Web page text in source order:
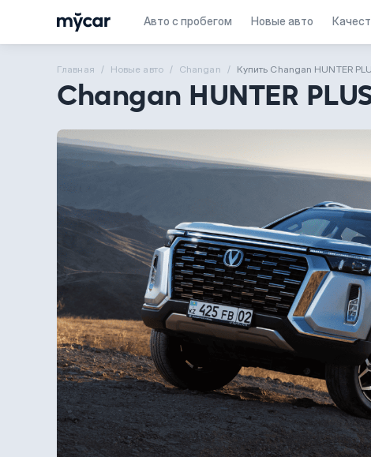
Авто с пробегом Новые авто
Главная Новые aвто Changan Купить Changan HUNTER
Changan HUNTER